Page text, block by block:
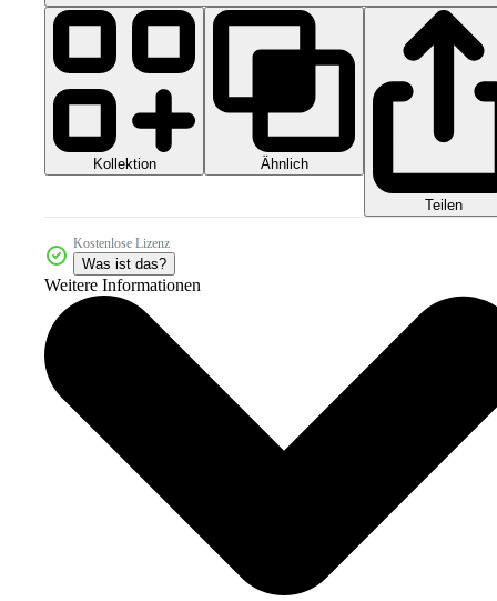
Kollektion Ähnlich
Teilen
Kostenlose Lizenz
Was ist das?
Weitere Informationen